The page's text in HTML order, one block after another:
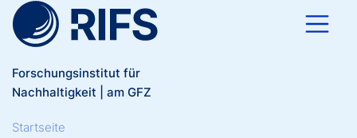
Direkt zum Inhalt
Forschungsinstitut für
Nachhaltigkeit | am GFZ
Breadcrumb
Startseite